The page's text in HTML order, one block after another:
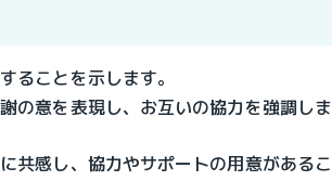
ることを示します。
の意を表現し、お互いの協力を強調しま
共感し、協力やサポートの用意があるこ